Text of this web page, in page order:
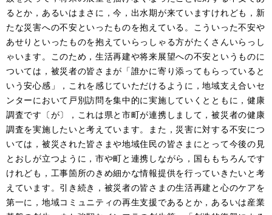
るとか，あるいはまさに，今，出水期が来ていますけれども，新
たな災害への不安といったものを抱えている。こういった不安や
あせりといったものを抱えていらっしゃる方がたくさんいらっし
ゃいます。このため，生活再建や将来展望への不安というものに
ついては，被災者の皆さまが「誰かに寄り添ってもらっていると
いう安心感」，これを感じていただけるように，地域支え合いセ
ンターにおいて戸別訪問を集中的に実施していくとともに，健康
調査です〔が〕，これは県と市町が連携しまして，被災者の健康
調査を実施したいと考えています。また，災害に対する不安につ
いては，被災された皆さまや地域住民の皆さまにとって今後の見
とおしが立つように，市や町と連携しながら，国ももちろんです
けれども，工事箇所のきめ細かな情報提供を行っていきたいと考
えています。引き続き，被災者の皆さまの生活再建と心のケアを
第一に，地域コミュニティの再生支援であるとか，あるいは産業